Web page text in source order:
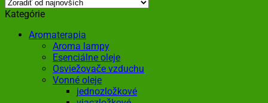
Kategórie
Aromaterapia
Aroma lampy
Esenciálne oleje
Osviežovače vzduchu
Vonné oleje
jednozložkové